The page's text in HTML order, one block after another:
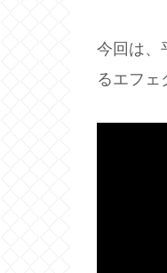
今回は、
るエフェ